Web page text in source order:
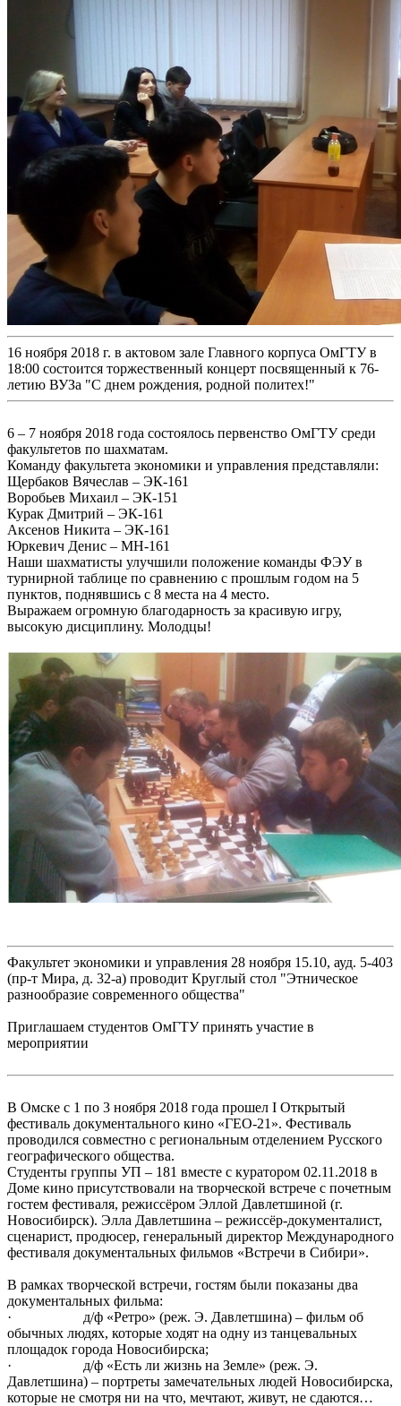
16 ноября 2018 г. в актовом зале Главного корпуса ОмГТУ в
18:00 состоится торжественный концерт посвященный к 76-
летию ВУЗа "С днем рождения, родной политех!"
6 – 7 ноября 2018 года состоялось первенство ОмГТУ среди
факультетов по шахматам.
Команду факультета экономики и управления представляли:
Щербаков Вячеслав – ЭК-161
Воробьев Михаил – ЭК-151
Курак Дмитрий – ЭК-161
Аксенов Никита – ЭК-161
Юркевич Денис – МН-161
Наши шахматисты улучшили положение команды ФЭУ в
турнирной таблице по сравнению с прошлым годом на 5
пунктов, поднявшись с 8 места на 4 место.
Выражаем огромную благодарность за красивую игру,
высокую дисциплину. Молодцы!
Факультет экономики и управления 28 ноября 15.10, ауд. 5-403
(пр-т Мира, д. 32-а) проводит Круглый стол "Этническое
разнообразие современного общества"
Приглашаем студентов ОмГТУ принять участие в
мероприятии
В Омске с 1 по 3 ноября 2018 года прошел I Открытый
фестиваль документального кино «ГЕО-21». Фестиваль
проводился совместно с региональным отделением Русского
географического общества.
Студенты группы УП – 181 вместе с куратором 02.11.2018 в
Доме кино присутствовали на творческой встрече с почетным
гостем фестиваля, режиссёром Эллой Давлетшиной (г.
Новосибирск). Элла Давлетшина – режиссёр-документалист,
сценарист, продюсер, генеральный директор Международного
фестиваля документальных фильмов «Встречи в Сибири».
В рамках творческой встречи, гостям были показаны два
документальных фильма:
· д/ф «Ретро» (реж. Э. Давлетшина) – фильм об
обычных людях, которые ходят на одну из танцевальных
площадок города Новосибирска;
· д/ф «Есть ли жизнь на Земле» (реж. Э.
Давлетшина) – портреты замечательных людей Новосибирска,
которые не смотря ни на что, мечтают, живут, не сдаются…